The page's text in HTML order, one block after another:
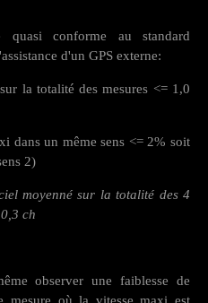
quasi conforme au standard
d'un GPS externe:
la totalité des mesures <= 1,0
dans un même sens <= 2% soit
2)
moyenné sur la totalité des 4
ch
observer une faiblesse de
mesure où la vitesse maxi est